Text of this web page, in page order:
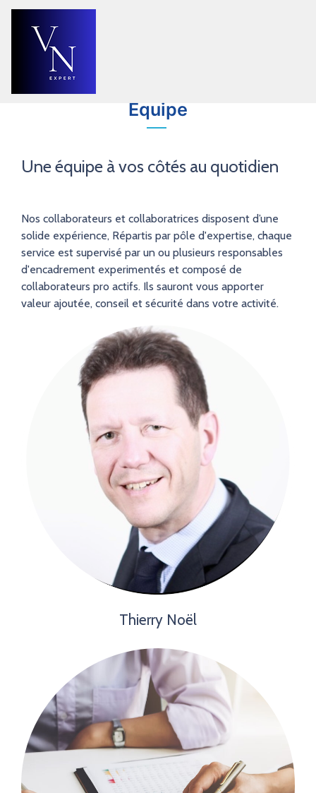
Equipe
Une équipe à vos côtés au quotidien
Nos collaborateurs et collaboratrices disposent d’une
solide expérience, Répartis par pôle d'expertise, chaque
service est supervisé par un ou plusieurs responsables
d'encadrement experimentés et composé de
collaborateurs pro actifs. Ils sauront vous apporter
valeur ajoutée, conseil et sécurité dans votre activité.
Thierry Noël